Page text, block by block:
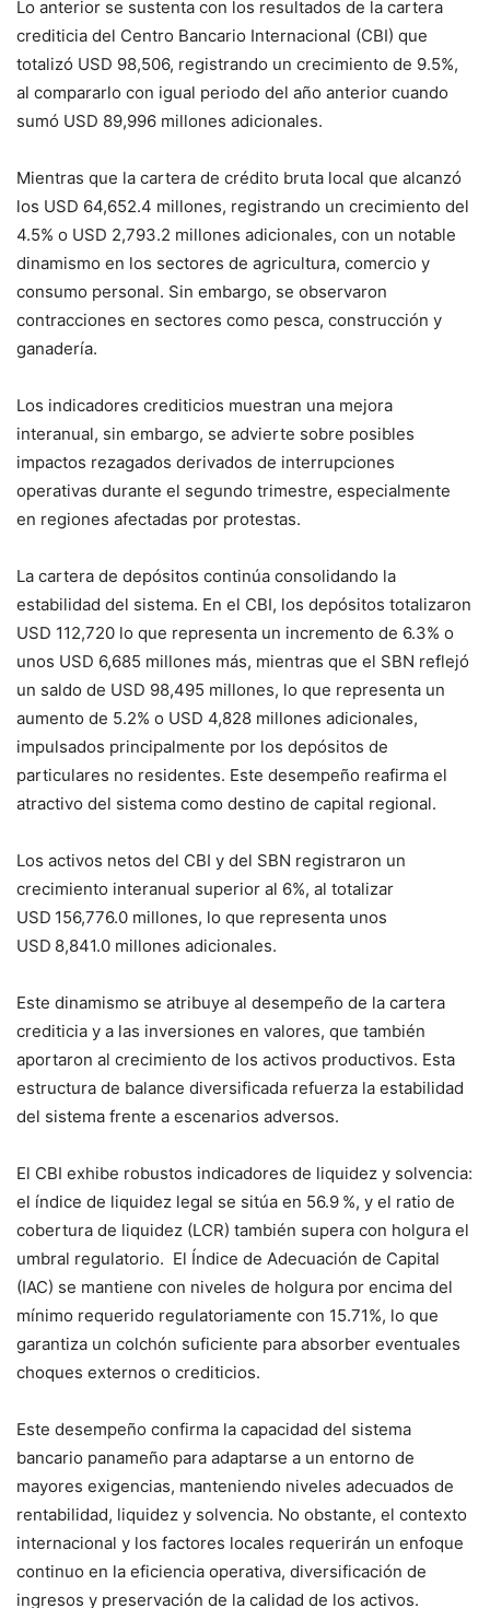
Lo anterior se sustenta con los resultados de la cartera
crediticia del Centro Bancario Internacional (CBI) que
totalizó USD 98,506, registrando un crecimiento de 9.5%,
al compararlo con igual periodo del año anterior cuando
sumó USD 89,996 millones adicionales.
Mientras que la cartera de crédito bruta local que alcanzó
los USD 64,652.4 millones, registrando un crecimiento del
4.5% o USD 2,793.2 millones adicionales, con un notable
dinamismo en los sectores de agricultura, comercio y
consumo personal. Sin embargo, se observaron
contracciones en sectores como pesca, construcción y
ganadería.
Los indicadores crediticios muestran una mejora
interanual, sin embargo, se advierte sobre posibles
impactos rezagados derivados de interrupciones
operativas durante el segundo trimestre, especialmente
en regiones afectadas por protestas.
La cartera de depósitos continúa consolidando la
estabilidad del sistema. En el CBI, los depósitos totalizaron
USD 112,720 lo que representa un incremento de 6.3% o
unos USD 6,685 millones más, mientras que el SBN reflejó
un saldo de USD 98,495 millones, lo que representa un
aumento de 5.2% o USD 4,828 millones adicionales,
impulsados principalmente por los depósitos de
particulares no residentes. Este desempeño reafirma el
atractivo del sistema como destino de capital regional.
Los activos netos del CBI y del SBN registraron un
crecimiento interanual superior al 6%, al totalizar
USD 156,776.0 millones, lo que representa unos
USD 8,841.0 millones adicionales.
Este dinamismo se atribuye al desempeño de la cartera
crediticia y a las inversiones en valores, que también
aportaron al crecimiento de los activos productivos. Esta
estructura de balance diversificada refuerza la estabilidad
del sistema frente a escenarios adversos.
El CBI exhibe robustos indicadores de liquidez y solvencia:
el índice de liquidez legal se sitúa en 56.9 %, y el ratio de
cobertura de liquidez (LCR) también supera con holgura el
umbral regulatorio. El Índice de Adecuación de Capital
(IAC) se mantiene con niveles de holgura por encima del
mínimo requerido regulatoriamente con 15.71%, lo que
garantiza un colchón suficiente para absorber eventuales
choques externos o crediticios.
Este desempeño confirma la capacidad del sistema
bancario panameño para adaptarse a un entorno de
mayores exigencias, manteniendo niveles adecuados de
rentabilidad, liquidez y solvencia. No obstante, el contexto
internacional y los factores locales requerirán un enfoque
continuo en la eficiencia operativa, diversificación de
ingresos y preservación de la calidad de los activos.